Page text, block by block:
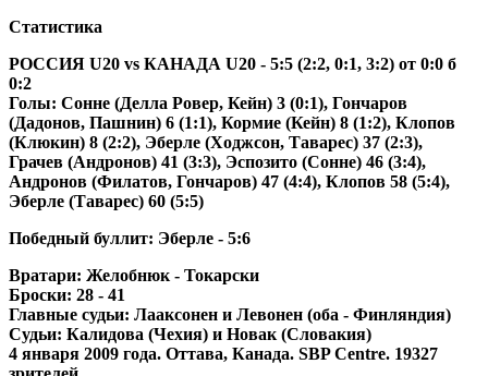
Статистика
РОССИЯ U20 vs КАНАДА U20 - 5:5 (2:2, 0:1, 3:2) от 0:0 б
0:2
Голы: Сонне (Делла Ровер, Кейн) 3 (0:1), Гончаров
(Дадонов, Пашнин) 6 (1:1), Кормие (Кейн) 8 (1:2), Клопов
(Клюкин) 8 (2:2), Эберле (Ходжсон, Таварес) 37 (2:3),
Грачев (Андронов) 41 (3:3), Эспозито (Сонне) 46 (3:4),
Андронов (Филатов, Гончаров) 47 (4:4), Клопов 58 (5:4),
Эберле (Таварес) 60 (5:5)
Победный буллит: Эберле - 5:6
Вратари: Желобнюк - Токарски
Броски: 28 - 41
Главные судьи: Лааксонен и Левонен (оба - Финляндия)
Судьи: Калидова (Чехия) и Новак (Словакия)
4 января 2009 года. Оттава, Канада. SBP Centre. 19327